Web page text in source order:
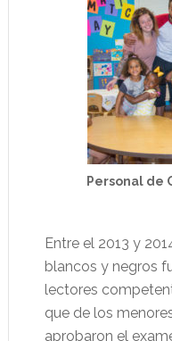
Personal de
Entre el 2013 y
blancos y negros
lectores
que de los
aprobaron el